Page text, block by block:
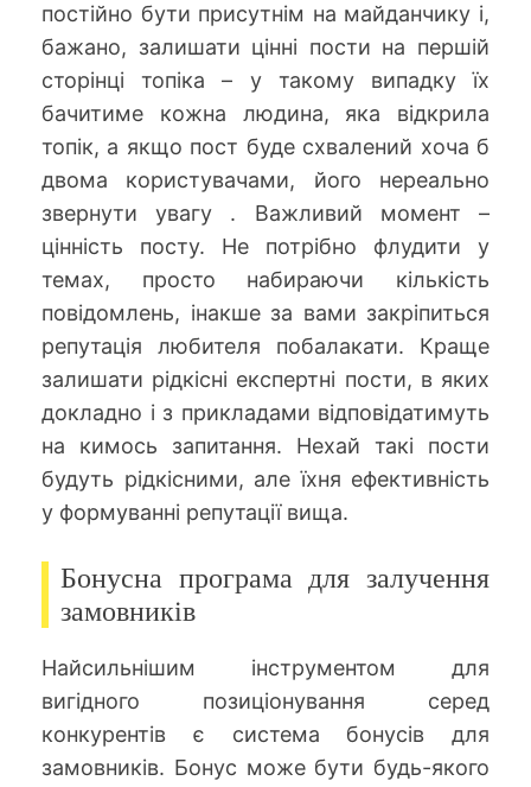
постійно бути присутнім на майданчику і,
бажано, залишати цінні пости на першій
сторінці топіка – у такому випадку їх
бачитиме кожна людина, яка відкрила
топік, а якщо пост буде схвалений хоча б
двома користувачами, його нереально
звернути увагу . Важливий момент –
цінність посту. Не потрібно флудити у
темах, просто набираючи кількість
повідомлень, інакше за вами закріпиться
репутація любителя побалакати. Краще
залишати рідкісні експертні пости, в яких
докладно і з прикладами відповідатимуть
на кимось запитання. Нехай такі пости
будуть рідкісними, але їхня ефективність
у формуванні репутації вища.
Бонусна програма для залучення
замовників
Найсильнішим інструментом для
вигідного позиціонування серед
конкурентів є система бонусів для
замовників. Бонус може бути будь-якого